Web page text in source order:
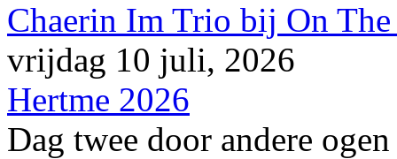
Chaerin Im Trio bij On
vrijdag 10 juli, 2026
Hertme 2026
Dag twee door andere